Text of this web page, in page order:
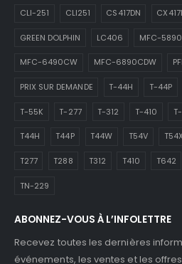
CLI-251 CLI251 CS417DN
GREEN DOLPHIN LC406 MFC-
MFC-6490CW MFC-6890CDW
PRIX SUR DEMANDE T-44H T-44P
T-55K T-277 T-312 T-410
T44H T44P T44W T54V T54X
T277 T288 T312 T410 T642
TN-229
ABONNEZ-VOUS À L’INFOLETTRE
Recevez toutes les dernières
événements, les ventes et les